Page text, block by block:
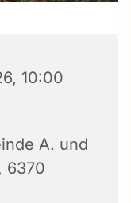
10:00
A. und
6370